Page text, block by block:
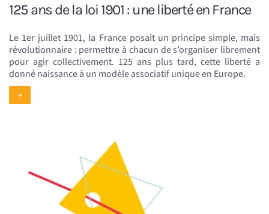
125 ans de la loi 1901 : une liberté en France
Le 1er juillet 1901, la France posait un principe simple, mais
révolutionnaire : permettre à chacun de s’organiser librement
pour agir collectivement. 125 ans plus tard, cette liberté a
donné naissance à un modèle associatif unique en Europe.
+